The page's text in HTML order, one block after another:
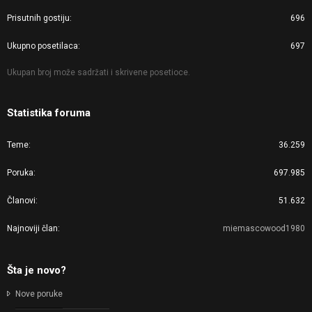
Prisutnih gostiju 696
Ukupno posetilaca 697
Ukupan broj može sadržati i skrivene posetioce.
Statistika foruma
Teme 36.259
Poruka 697.985
Članovi 51.632
Najnoviji član miemascowood1980
Šta je novo?
Nove poruke